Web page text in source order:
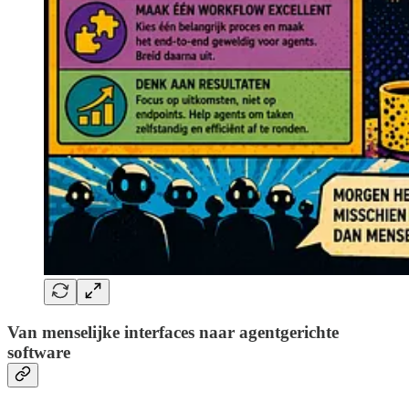
Van menselijke interfaces naar agentgerichte
software